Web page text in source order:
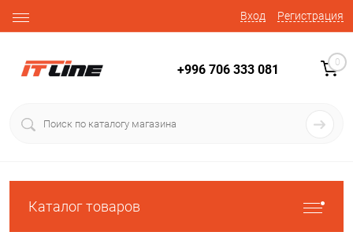
Вход Регистрация
+996 706 333 081 0
Каталог товаров